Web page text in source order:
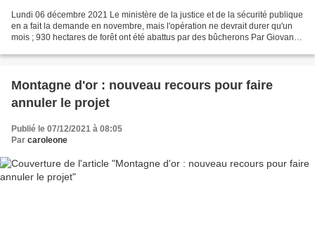
Lundi 06 décembre 2021 Le ministère de la justice et de la sécurité publique
en a fait la demande en novembre, mais l'opération ne devrait durer qu'un
mois ; 930 hectares de forêt ont été abattus par des bûcherons Par Giovanna
Montagne d'or : nouveau recours pour faire
annuler le projet
Publié le 07/12/2021 à 08:05
Par caroleone